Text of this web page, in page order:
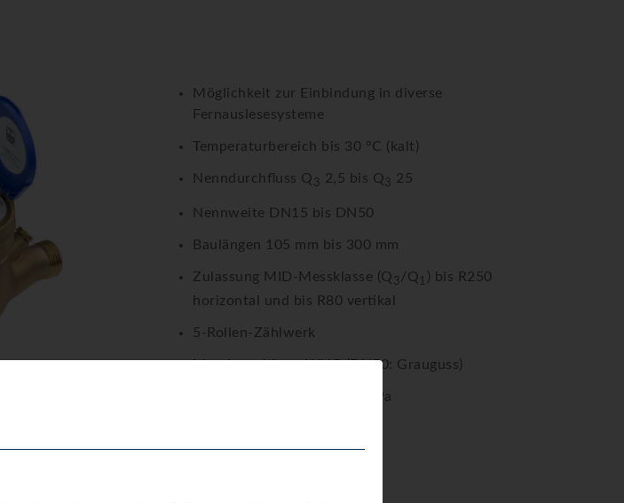
Möglichkeit zur Einbindung in diverse
Fernauslesesysteme
Temperaturbereich bis 30 °C (kalt)
Nenndurchfluss Q 3 2,5 bis Q3 25
Nennweite DN15 bis DN50
Baulängen 105 mm bis 300 mm
Zulassung MID-Messklasse (Q 3 /Q 1 ) bis R250
horizontal und bis R80 vertikal
5-Rollen-Zählwerk
Messinggehäuse WVG (DN50: Grauguss)
Druckbelastung max. 1,6 MPa